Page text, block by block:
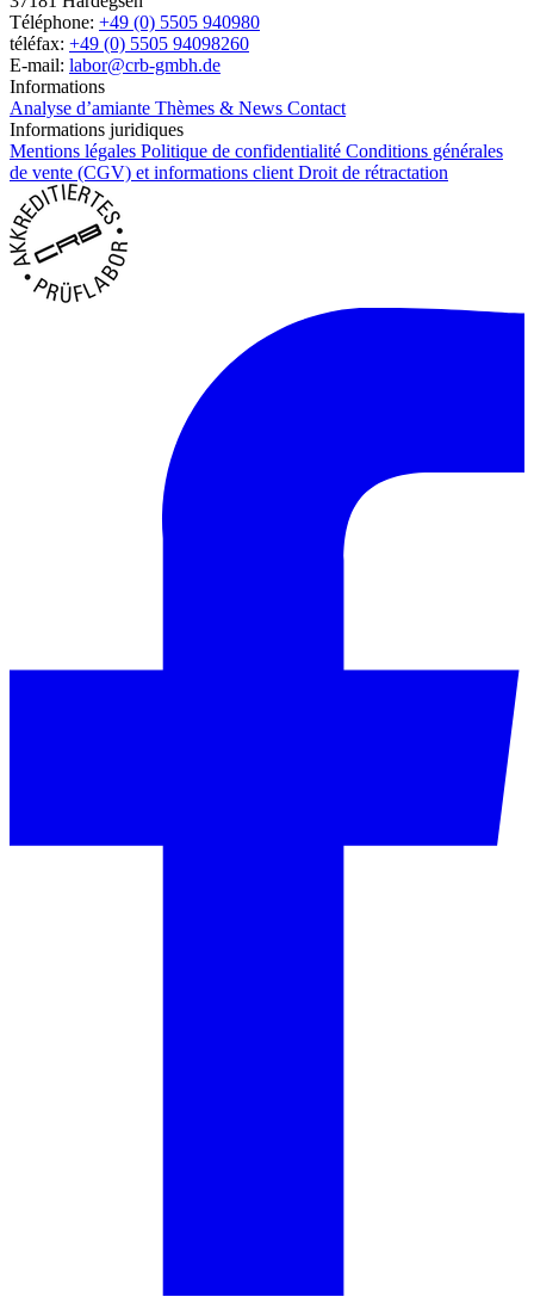
Téléphone: +49 (0) 5505 940980
téléfax: +49 (0) 5505 94098260
E-mail: labor@crb-gmbh.de
Informations
Analyse d’amiante Thèmes & News Contact
Informations juridiques
Mentions légales Politique de confidentialité Conditions générales
de vente (CGV) et informations client Droit de rétractation